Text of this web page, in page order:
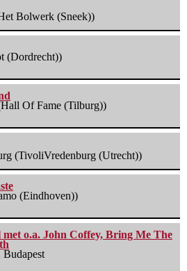
Bolwerk (Sneek))
(Dordrecht))
Of Fame (Tilburg))
(TivoliVredenburg (Utrecht))
(Eindhoven))
met o.a. John Coffey, Bring Me The